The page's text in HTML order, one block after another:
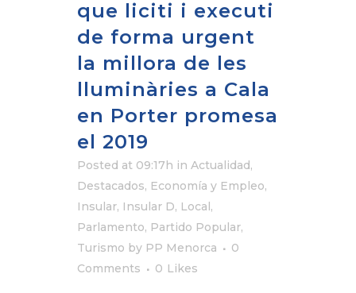
que liciti i executi
de forma urgent
la millora de les
lluminàries a Cala
en Porter promesa
el 2019
Posted at 09:17h in Actualidad,
Destacados, Economía y Empleo,
Insular, Insular D, Local,
Parlamento, Partido Popular,
Turismo by PP Menorca
0
Comments
0 Likes